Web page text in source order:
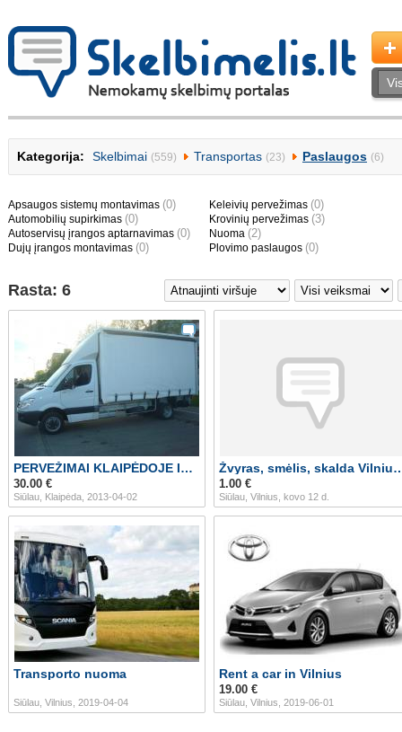
Kategorija: Skelbimai (559) Transportas (23) Paslaugos (6)
Apsaugos sistemų montavimas (0)
Automobilių supirkimas (0)
Autoservisų įrangos aptarnavimas (0)
Dujų įrangos montavimas (0)
Keleivių pervežimas (0)
Krovinių pervežimas (3)
Nuoma (2)
Plovimo paslaugos (0)
Rasta: 6
PERVEŽIMAI KLAIPĖDOJE IR PO LIETUVĄ 068651253
30.00 €
Siūlau, Klaipėda, 2013-04-02
Žvyras, smėlis,
1.00 €
Siūlau, Vilnius, kovo 12 d.
Transporto nuoma
Siūlau, Vilnius, 2019-04-04
Rent a car in Vilnius
19.00 €
Siūlau, Vilnius, 2019-06-01